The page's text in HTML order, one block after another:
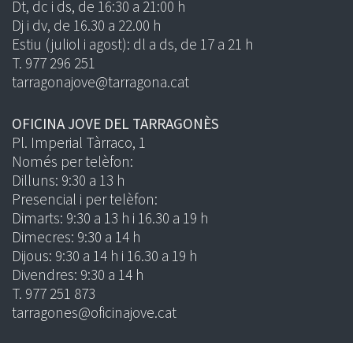
Dt, dc i ds, de 16:30 a 21:00 h
Dj i dv, de 16.30 a 22.00 h
Estiu (juliol i agost): dl a ds, de 17 a 21 h
T. 977 296 251
tarragonajove@tarragona.cat
OFICINA JOVE DEL TARRAGONÈS
Pl. Imperial Tàrraco, 1
Només per telèfon:
Dilluns: 9:30 a 13 h
Presencial i per telèfon:
Dimarts: 9:30 a 13 h i 16.30 a 19 h
Dimecres: 9:30 a 14 h
Dijous: 9:30 a 14 h i 16.30 a 19 h
Divendres: 9:30 a 14 h
T. 977 251 873
tarragones@oficinajove.cat